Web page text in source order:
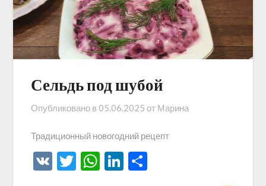
Сельдь под шубой
Опубликовано в 05.06.2025 от Марина
Традиционный новогодний рецепт
VK Twitter
WhatsApp
LinkedIn